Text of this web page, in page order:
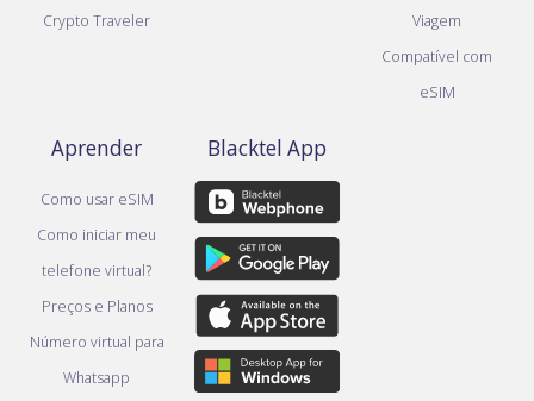
Crypto Traveler
Viagem
Compatível com
eSIM
Aprender
Como usar eSIM
Como iniciar meu
telefone virtual?
Preços e Planos
Número virtual para
Whatsapp
Blacktel App